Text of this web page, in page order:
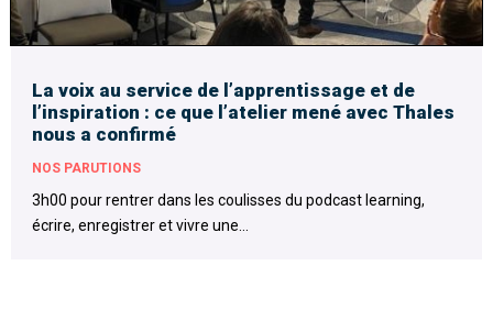
La voix au service de l’apprentissage et de
l’inspiration : ce que l’atelier mené avec Thales
nous a confirmé
NOS PARUTIONS
3h00 pour rentrer dans les coulisses du podcast learning,
écrire, enregistrer et vivre une...